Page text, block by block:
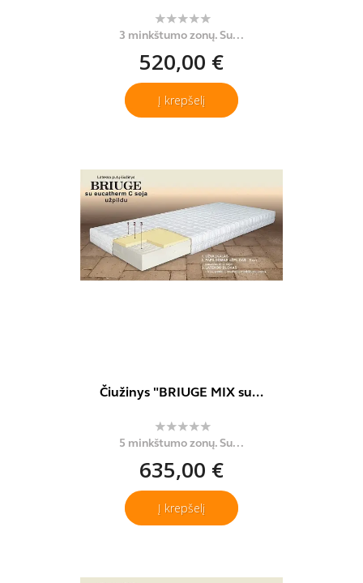
3 minkštumo zonų. Su...
520,00 €
Į krepšelį
Čiužinys "BRIUGE MIX su...
5 minkštumo zonų. Su...
635,00 €
Į krepšelį